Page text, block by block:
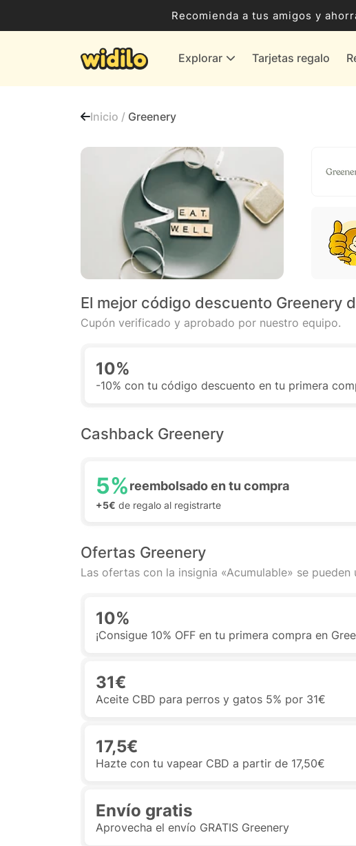
Recomienda a tus amigos y
Explorar Tarjetas regalo
Ocio, Entretenimiento y Cultura
Proveedores de gas y energía
Todas las tiendas
Inicio / Greenery
El mejor código descuento Greenery
Cupón verificado y aprobado por nuestro equipo.
10%
-10% con tu código descuento en tu primera
Cashback Greenery
5%reembolsado en tu compra
+5€ de regalo al registrarte
Ofertas Greenery
Las ofertas con la insignia «Acumulable» se
10%
¡Consigue 10% OFF en tu primera compra en
31€
Aceite CBD para perros y gatos 5% por 31€
17,5€
Hazte con tu vapear CBD a partir de 17,50€
Envío gratis
Aprovecha el envío GRATIS Greenery